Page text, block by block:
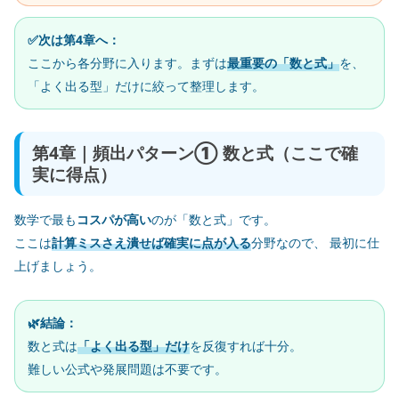
✅次は第4章へ：
ここから各分野に入ります。まずは最重要の「数と式」を、
「よく出る型」だけに絞って整理します。
第4章｜頻出パターン① 数と式（ここで確
実に得点）
数学で最も コスパが高いのが「数と式」です。
ここは計算ミスさえ潰せば確実に点が入る分野なので、 最初に仕
上げましょう。
🌿結論：
数と式は「よく出る型」だけを反復すれば十分。
難しい公式や発展問題は不要です。